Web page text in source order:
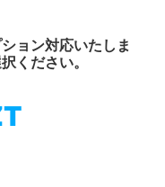
ョン対応いたしま
ください。